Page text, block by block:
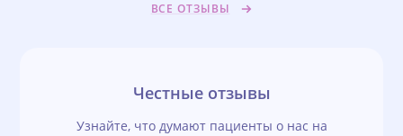
ВСЕ ОТЗЫВЫ
Честные отзывы
Узнайте, что думают пациенты о нас на